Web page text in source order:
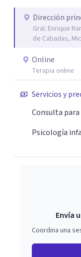
Dirección
Gral. Enrique
de Cabadas,
Online
Terapia online
Servicios y
Consulta
Psicología
Envía
Coordina una